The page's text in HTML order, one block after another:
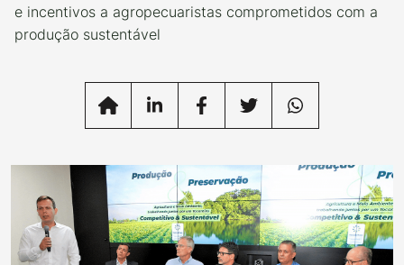
e incentivos a agropecuaristas comprometidos com a
produção sustentável